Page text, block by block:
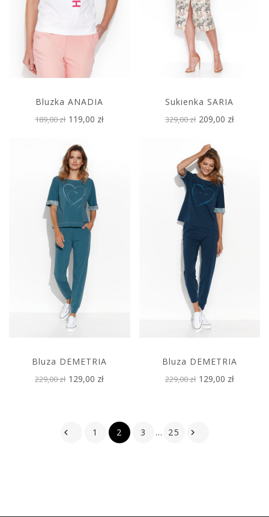
Bluzka ANADIA
189,00 zł 119,00 zł
Sukienka SARIA
329,00 zł 209,00 zł
Bluza DEMETRIA
229,00 zł 129,00 zł
Bluza DEMETRIA
229,00 zł 129,00 zł
 1 2 3 … 25 